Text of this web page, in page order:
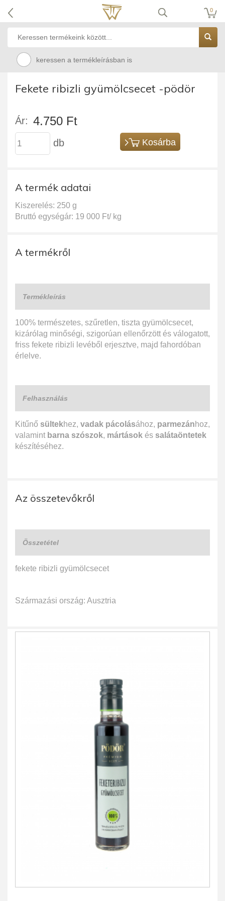
0
keressen a termékleírásban is
Fekete ribizli gyümölcsecet -pödör
Ár: 4.750 Ft
db Kosárba
A termék adatai
Kiszerelés: 250 g
Bruttó egységár: 19 000 Ft/ kg
A termékről
Termékleírás
100% természetes, szűretlen, tiszta gyümölcsecet,
kizárólag minőségi, szigorúan ellenőrzött és válogatott,
friss fekete ribizli levéből erjesztve, majd fahordóban
érlelve.
Felhasználás
Kitűnő sültekhez, vadak pácolásához, parmezánhoz,
valamint barna szószok, mártások és salátaöntetek
készítéséhez.
Az összetevőkről
Összetétel
fekete ribizli gyümölcsecet
Származási ország: Ausztria